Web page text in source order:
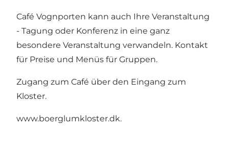
Café Vognporten kann auch Ihre Veranstaltung
- Tagung oder Konferenz in eine ganz
besondere Veranstaltung verwandeln. Kontakt
für Preise und Menüs für Gruppen.
Zugang zum Café über den Eingang zum
Kloster.
www.boerglumkloster.dk.